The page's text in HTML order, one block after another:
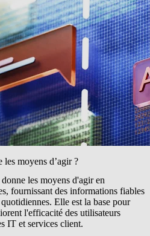
moyens d’agir ?
les moyens d'agir en
fournissant des informations fiables
Elle est la base pour
l'efficacité des utilisateurs
IT et services client.